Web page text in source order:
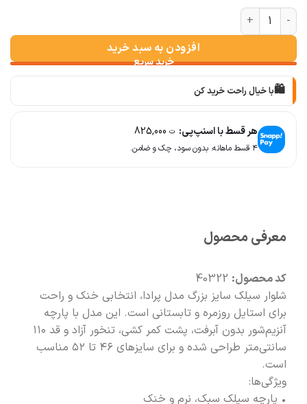
شلوار سیلک سایز بزرگ زنانه مدل پرادا عدد
افزودن به سبد خرید
🛍️با خیال راحت خرید کن
🚚سریع به دستت می‌رسه
هر قسط با اسنپ‌پی: ت825,000
۴ قسط ماهانه. بدون سود، چک و ضامن.
معرفی محصول
کد محصول: 40322
شلوار سیلک سایز بزرگ مدل پرادا، انتخابی خنک و راحت
برای استایل روزمره و تابستانی است. این مدل با پارچه
آنزیم‌شور بدون آبرفت، پشت کمر کشی، تنخور آزاد و قد ۱۱۰
سانتی‌متر طراحی شده و برای سایزهای ۴۶ تا ۵۲ مناسب
است.
ویژگی‌ها:
• پارچه سیلک سبک، نرم و خنک